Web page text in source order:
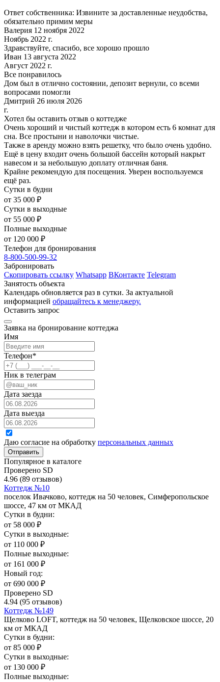
Ответ собственника: Извините за доставленные неудобства,
обязательно примим меры
Валерия 12 ноября 2022
Ноябрь 2022 г.
Здравствуйте, спасибо, все хорошо прошло
Иван 13 августа 2022
Август 2022 г.
Все понравилось
Дом был в отлично состоянии, депозит вернули, со всеми
вопросами помогли
Дмитрий 26 июля 2026
г.
Хотел бы оставить отзыв о коттедже
Очень хороший и чистый коттедж в котором есть 6 комнат для
сна. Все простыни и наволочки чистые.
Также в аренду можно взять решетку, что было очень удобно.
Ещё в цену входит очень большой бассейн который накрыт
навесом и за небольшую доплату отличная баня.
Крайне рекомендую для посещения. Уверен воспользуемся
ещё раз.
Сутки в будни
от 35 000 ₽
Сутки в выходные
от 55 000 ₽
Полные выходные
от 120 000 ₽
Телефон для бронирования
8-800-500-99-32
Забронировать
Скопировать ссылку Whatsapp ВКонтакте Telegram
Занятость объекта
Календарь обновляется раз в сутки. За актуальной
информацией обращайтесь к менеджеру.
Оставить запрос
Заявка на бронирование коттеджа
Имя
Телефон*
Ник в телеграм
Дата заезда
Дата выезда
Даю согласие на обработку персональных данных
Отправить
Популярное в каталоге
Проверено SD
4.96 (89 отзывов)
Коттедж №10
поселок Ивачково, коттедж на 50 человек, Симферопольское
шоссе, 47 км от МКАД
Сутки в будни:
от 58 000 ₽
Сутки в выходные:
от 110 000 ₽
Полные выходные:
от 161 000 ₽
Новый год:
от 690 000 ₽
Проверено SD
4.94 (95 отзывов)
Коттедж №149
Щелково LOFT, коттедж на 50 человек, Щелковское шоссе, 20
км от МКАД
Сутки в будни:
от 85 000 ₽
Сутки в выходные:
от 130 000 ₽
Полные выходные: